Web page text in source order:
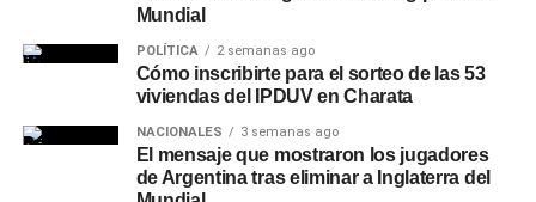
Mundial
POLÍTICA 2 semanas ago
Cómo inscribirte para el sorteo de las 53
viviendas del IPDUV en Charata
NACIONALES 3 semanas ago
El mensaje que mostraron los jugadores
de Argentina tras eliminar a Inglaterra del